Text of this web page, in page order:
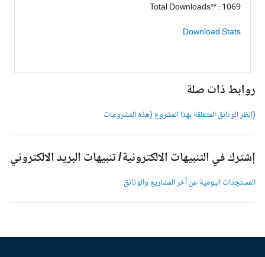
Total Downloads** : 1069
Download Stats
روابط ذات صلة
(انظر الوثائق المتعلقة بهذا المشروع (هذه المشروعات
إشترك في التنبيهات الالكترونية/ تنبيهات البريد الالكتروني
المستجدات اليومية عن آخر المشاريع والوثائق